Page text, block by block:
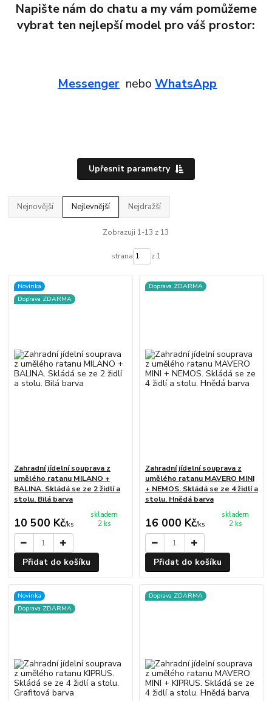
Napište nám do chatu a my vám pomůžeme
vybrat ten nejlepší model pro váš prostor:
Messenger neboWhatsApp
Upřesnit parametry
Nejnovější Nejlevnější Nejdražší
Zobrazuji 1-13 z 13
strana z 1
Novinka
Doprava ZDARMA
Zahradní jídelní souprava z
umělého ratanu MILANO +
BALINA. Skládá se ze 2 židlí a
stolu. Bilá barva
10 500 Kč/ks
skladem
2 ks
Přidat do košíku
Doprava ZDARMA
Zahradní jídelní souprava z
umělého ratanu MAVERO MINI
+ NEMOS. Skládá se ze 4 židlí a
stolu. Hnědá barva
16 000 Kč/ks
skladem
2 ks
Přidat do košíku
Novinka
Doprava ZDARMA
Doprava ZDARMA